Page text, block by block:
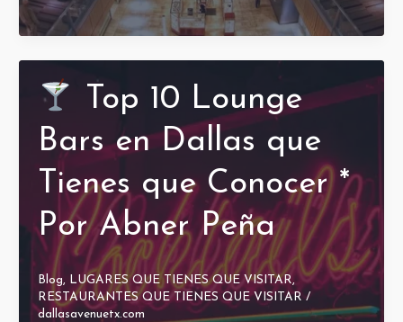
Malls
Mas
Visitados
en
DFW
Top 10 Lounge
Bars en Dallas que
Tienes que Conocer *
Por Abner Peña
Blog, LUGARES QUE TIENES QUE VISITAR,
RESTAURANTES QUE TIENES QUE VISITAR/
dallasavenuetx.com